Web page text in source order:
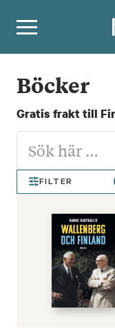
Böcker
Gratis frakt till
FILTER